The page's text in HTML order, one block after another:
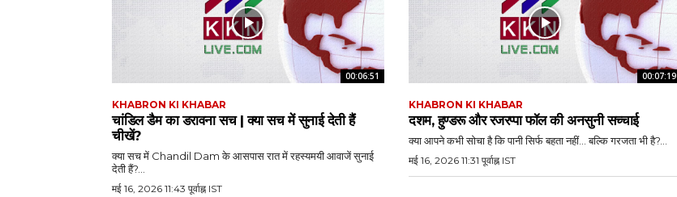
00:06:51
KHABRON KI KHABAR
चांडिल डैम का डरावना सच | क्या सच में सुनाई देती हैं
चीखें?
क्या सच में Chandil Dam के आसपास रात में रहस्यमयी आवाजें सुनाई
देती हैं?...
मई 16, 2026 11:43 पूर्वाह्न IST
00:07:19
KHABRON KI KHABAR
दशम, हुण्डरू और रजरप्पा फॉल की अनसुनी सच्चाई
क्या आपने कभी सोचा है कि पानी सिर्फ बहता नहीं… बल्कि गरजता भी है?...
मई 16, 2026 11:31 पूर्वाह्न IST